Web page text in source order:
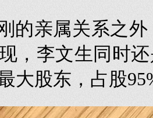
的亲属关系之
，李文生同时
大股东，占股